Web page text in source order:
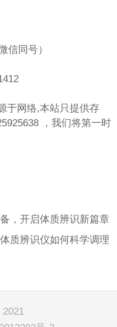
信同号）
于网络,本站只提供存
，我们将第一时
，开启体质辨识新篇章
质辨识仪如何科学调理